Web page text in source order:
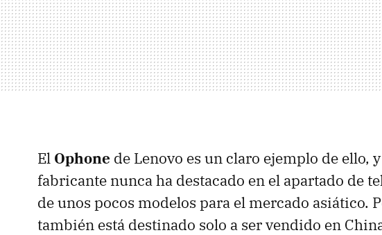
El Ophone de Lenovo es un claro ejemplo de ello,
fabricante nunca ha destacado en el apartado de
de unos pocos modelos para el mercado asiático.
también está destinado solo a ser vendido en